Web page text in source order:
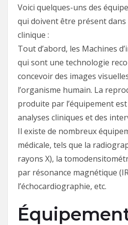
Voici quelques-uns des
qui doivent être présent
clinique :
Tout d’abord, les Machines
qui sont une technologie
concevoir des images
l’organisme humain. La
produite par l’équipement
analyses cliniques et des
Il existe de nombreux
médicale, tels que la
rayons X), la
par résonance magnétique
l’échocardiographie, etc.